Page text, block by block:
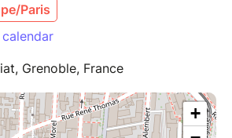
Paris
Grenoble, France
+